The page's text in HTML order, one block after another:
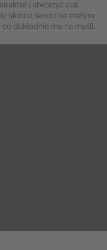
i stworzyć coś
słońce świeci na małym
dokładnie ma na myśli.